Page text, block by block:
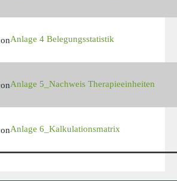
Anlage 4 Belegungsstatistik
Anlage 5_Nachweis Therapieeinheiten
Anlage 6_Kalkulationsmatrix